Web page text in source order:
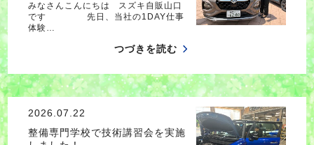
みなさんこんにちは スズキ自販山口
です 先日、当社の1DAY仕事
体験…
つづきを読む
2026.07.22
整備専門学校で技術講習会を実施